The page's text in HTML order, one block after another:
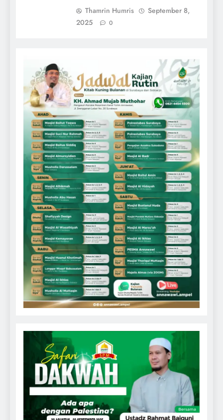
Thamrin Humris
September 8,
2025
0